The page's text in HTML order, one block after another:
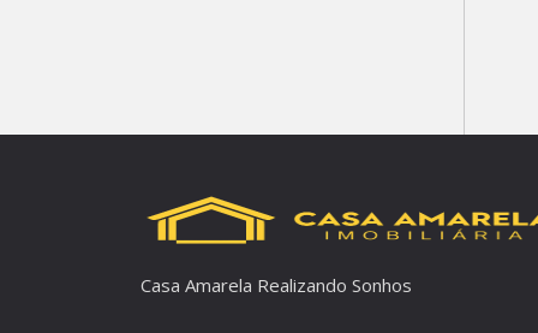
Casa Amarela Realizando Sonhos